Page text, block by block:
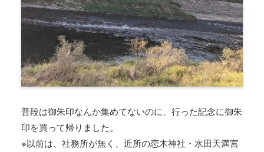
普段は御朱印なんか集めてないのに、行った記念に御朱
印を買って帰りました。
※以前は、社務所が無く、近所の恋木神社・水田天満宮